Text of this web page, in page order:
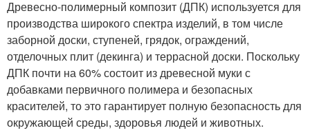
Древесно-полимерный композит (ДПК) используется для
производства широкого спектра изделий, в том числе
заборной доски, ступеней, грядок, ограждений,
отделочных плит (декинга) и террасной доски. Поскольку
ДПК почти на 60% состоит из древесной муки с
добавками первичного полимера и безопасных
красителей, то это гарантирует полную безопасность для
окружающей среды, здоровья людей и животных.